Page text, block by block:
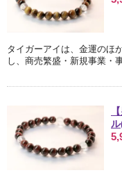
タイガーアイは、金運のほ
し、商売繁盛・新規事業・